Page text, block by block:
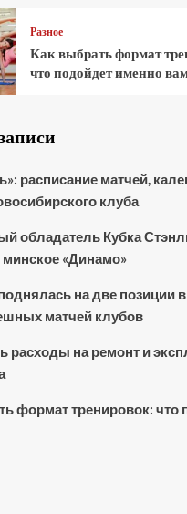
Разное
Как выбрать формат
что подойдет именно
расписание матчей,
клуба
обладатель Кубка
минское «Динамо»
на две позиции
матчей клубов
расходы на ремонт и
формат тренировок: что